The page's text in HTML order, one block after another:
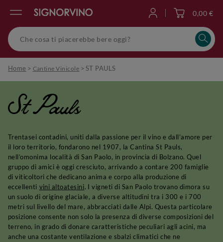
0,00 €
Home > Cantine Vinicole >ST PAULS
St Pauls
Trentasei contadini, uniti dalla passione per il vino e dall’amore per
il loro territorio, fondarono nel 1907, la Cantina St Pauls,
nell’omonima località di San Paolo, in provincia di Bolzano. Quel
gruppo di amici è oggi cresciuto, arrivando a contare 200 famiglie
di viticoltori che dedicano anima e corpo alla produzione di
eccellenti vini altoatesini. I vigneti di San Paolo trovano dimora su
un suolo di origine glaciale, a diverse altitudini tra i 300 e i 700
metri sul livello del mare, abbracciati dalle Alpi. Questa particolare
posizione consente non solo la presenza di diverse composizioni del
terreno, in grado di donare caratteristiche peculiari agli acini, ma
anche una costante ventilazione e sbalzi climatici che ne